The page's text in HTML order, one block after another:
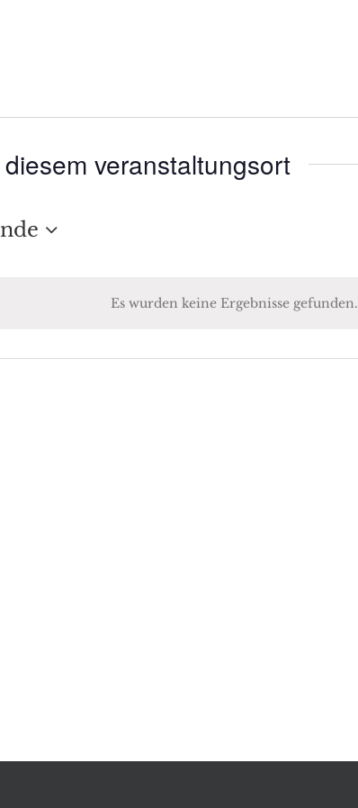
Es wurden keine Ergebnisse gefunden.
veranstaltungsort